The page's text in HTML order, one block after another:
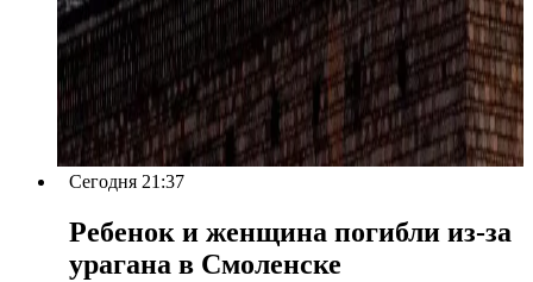
Сегодня 21:37
Ребенок и женщина погибли из-за
урагана в Смоленске